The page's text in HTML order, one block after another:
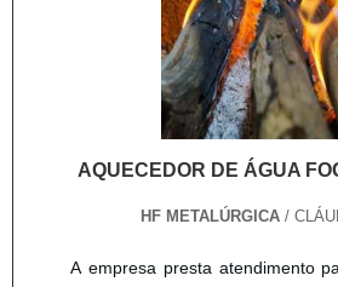
apoio.Tudo isso, somado à
equipe multidisciplinar de
profissionais com vasta
atuação, garante uma entrega
ponta a ponta....
AQUECEDOR DE ÁGUA
HF METALÚRGICA/
A empresa presta atendimento